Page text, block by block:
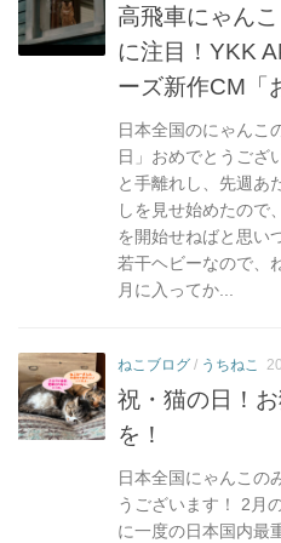
高飛車にゃん
に注目！YKK
ーズ新作CM「
日本全国のにゃんこ
日」おめでとうござ
と手離れし、先週あ
しを見せ始めたので
を開始せねばと思い
若干ヘビーなので、
月に入ってか...
ねこブログ / うちねこ
祝・猫の日！
を！
日本全国にゃんこの
うございます！ 2月
に一度の日本国内最